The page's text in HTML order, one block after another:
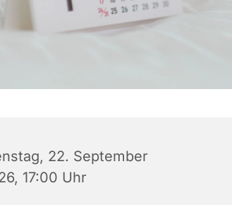
22. September
17:00 Uhr